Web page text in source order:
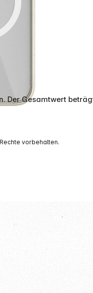
Der Gesamtwert
vorbehalten.